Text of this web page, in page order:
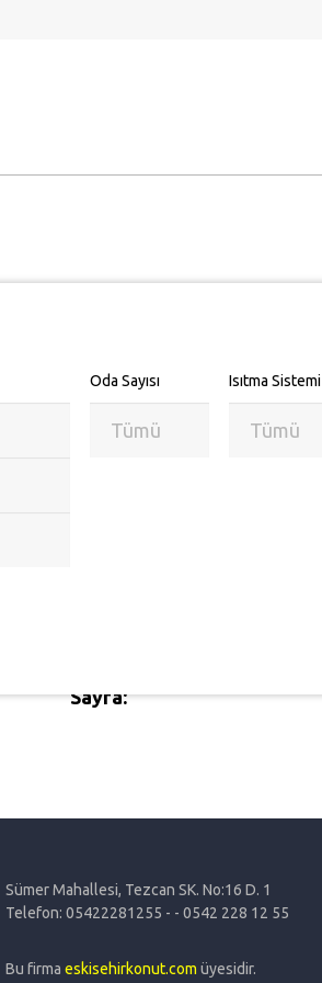
Oda Sayısı Isıtma Sistemi
Sayfa:
Sümer Mahallesi, Tezcan SK. No:16 D. 1
Telefon: 05422281255 - - 0542 228 12 55
Bu firma eskisehirkonut.com üyesidir.